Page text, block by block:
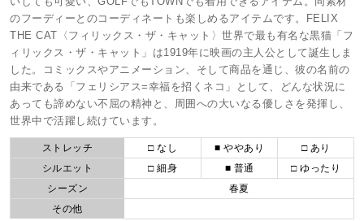
のフーディーとのコーディネートも楽しめるアイテムです。FELIX
THE CAT〈フィリックス・ザ・キャット〉世界で最も有名な黒猫「フ
ィリックス・ザ・キャット」は1919年に映画の主人公として誕生しま
した。コミックスやアニメーション、そして商品を通じ、彼の名前の
由来である「フェリシアス=幸福を招くネコ」として、どんな状況に
あっても諦めない不屈の精神と、周囲への大いなる優しさを発揮し、
世界中で活躍し続けています。
ストレッチ □ なし ■ ややあり
□ あり
シルエット
□ 細身 ■ 普通
□ ゆったり
シーズン
春夏
その他